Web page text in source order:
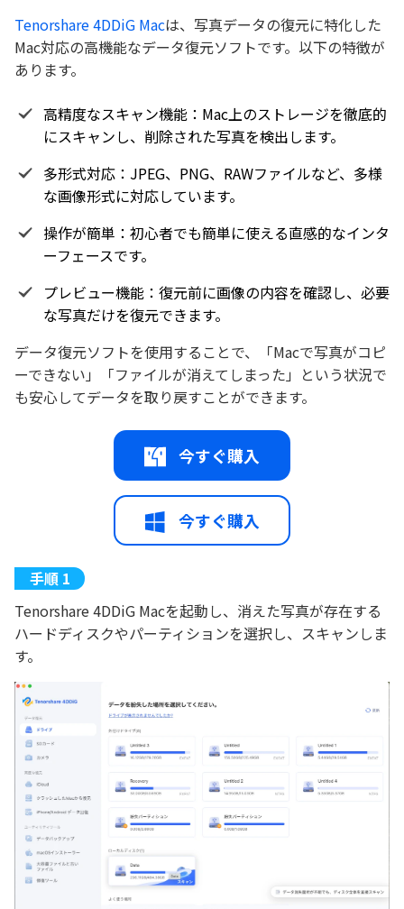
Tenorshare 4DDiG Macは、写真データの復元に特化した
Mac対応の高機能なデータ復元ソフトです。以下の特徴が
あります。
高精度なスキャン機能：Mac上のストレージを徹底的
にスキャンし、削除された写真を検出します。
多形式対応：JPEG、PNG、RAWファイルなど、多様
な画像形式に対応しています。
操作が簡単：初心者でも簡単に使える直感的なインタ
ーフェースです。
プレビュー機能：復元前に画像の内容を確認し、必要
な写真だけを復元できます。
データ復元ソフトを使用することで、「Macで写真がコピ
ーできない」「ファイルが消えてしまった」という状況で
も安心してデータを取り戻すことができます。
今すぐ購入
今すぐ購入
Tenorshare 4DDiG Macを起動し、消えた写真が存在する
ハードディスクやパーティションを選択し、スキャンしま
す。